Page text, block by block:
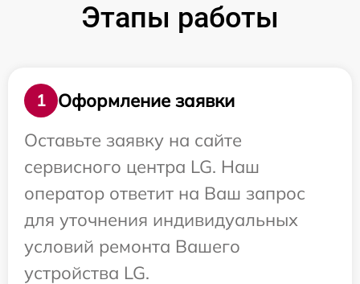
Этапы работы
1
Оформление заявки
Оставьте заявку на сайте
сервисного центра LG. Наш
оператор ответит на Ваш запрос
для уточнения индивидуальных
условий ремонта Вашего
устройства LG.